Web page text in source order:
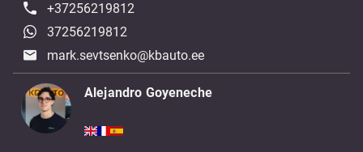
+37256219812
37256219812
mark.sevtsenko@kbauto.ee
Alejandro Goyeneche